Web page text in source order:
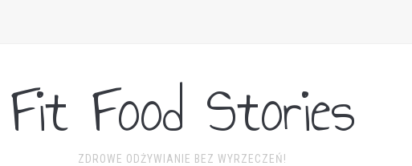
Fit Food Stories
ZDROWE ODŻYWIANIE BEZ WYRZECZEŃ!